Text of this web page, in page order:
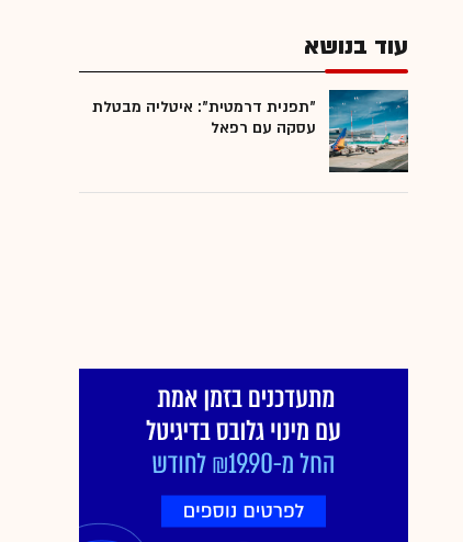
עוד בנושא
"תפנית דרמטית": איטליה מבטלת
עסקה עם רפאל